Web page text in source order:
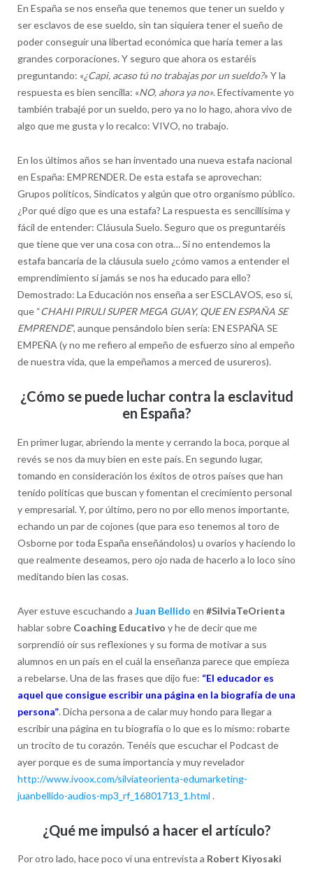
En España se nos enseña que tenemos que tener un sueldo y
ser esclavos de ese sueldo, sin tan siquiera tener el sueño de
poder conseguir una libertad económica que haría temer a las
grandes corporaciones. Y seguro que ahora os estaréis
preguntando: «¿Capi, acaso tú no trabajas por un sueldo?» Y la
respuesta es bien sencilla: «NO, ahora ya no». Efectivamente yo
también trabajé por un sueldo, pero ya no lo hago, ahora vivo de
algo que me gusta y lo recalco: VIVO, no trabajo.
En los últimos años se han inventado una nueva estafa nacional
en España: EMPRENDER. De esta estafa se aprovechan:
Grupos políticos, Sindicatos y algún que otro organismo público.
¿Por qué digo que es una estafa? La respuesta es sencillísima y
fácil de entender: Cláusula Suelo. Seguro que os preguntaréis
que tiene que ver una cosa con otra… Si no entendemos la
estafa bancaria de la cláusula suelo ¿cómo vamos a entender el
emprendimiento si jamás se nos ha educado para ello?
Demostrado: La Educación nos enseña a ser ESCLAVOS, eso sí,
que “CHAHI PIRULI SUPER MEGA GUAY, QUE EN ESPAÑA SE
EMPRENDE”, aunque pensándolo bien sería: EN ESPAÑA SE
EMPEÑA (y no me refiero al empeño de esfuerzo sino al empeño
de nuestra vida, que la empeñamos a merced de usureros).
¿Cómo se puede luchar contra la esclavitud
en España?
En primer lugar, abriendo la mente y cerrando la boca, porque al
revés se nos da muy bien en este país. En segundo lugar,
tomando en consideración los éxitos de otros países que han
tenido políticas que buscan y fomentan el crecimiento personal
y empresarial. Y, por último, pero no por ello menos importante,
echando un par de cojones (que para eso tenemos al toro de
Osborne por toda España enseñándolos) u ovarios y haciendo lo
que realmente deseamos, pero ojo nada de hacerlo a lo loco sino
meditando bien las cosas.
Ayer estuve escuchando a Juan Bellido en #SilviaTeOrienta
hablar sobre Coaching Educativo y he de decir que me
sorprendió oír sus reflexiones y su forma de motivar a sus
alumnos en un país en el cuál la enseñanza parece que empieza
a rebelarse. Una de las frases que dijo fue: “El educador es
aquel que consigue escribir una página en la biografía de una
persona”. Dicha persona a de calar muy hondo para llegar a
escribir una página en tu biografía o lo que es lo mismo: robarte
un trocito de tu corazón. Tenéis que escuchar el Podcast de
ayer porque es de suma importancia y muy revelador
http://www.ivoox.com/silviateorienta-edumarketing-
juanbellido-audios-mp3_rf_16801713_1.html .
¿Qué me impulsó a hacer el artículo?
Por otro lado, hace poco vi una entrevista a Robert Kiyosaki